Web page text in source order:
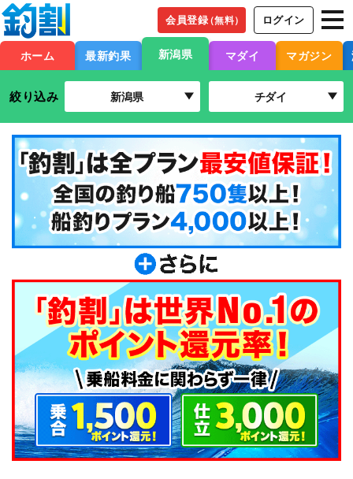
会員登録（無料） ログイン
ホーム 最新釣果 新潟県 マダイ マガジン
絞り込み 新潟県 チダイ